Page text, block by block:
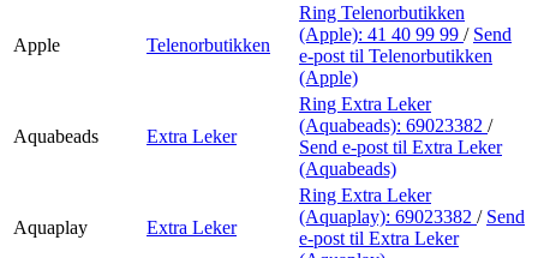
Apple Telenorbutikken
Ring Telenorbutikken
(Apple): 41 40 99 99 / Send
e-post til Telenorbutikken
(Apple)
Aquabeads Extra Leker
Ring Extra Leker
(Aquabeads): 69023382 /
Send e-post til Extra Leker
(Aquabeads)
Aquaplay Extra Leker
Ring Extra Leker
(Aquaplay): 69023382 / Send
e-post til Extra Leker